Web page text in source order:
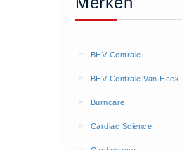
BHV kasten (5)
BHV kasten (0)
Evacuatie - Zaklampen (0)
> BHV Centrale
> BHV Centrale Van Heek
> Burncare
> Cardiac Science